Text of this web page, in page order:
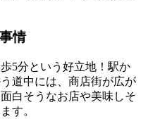
情
5分という好立地！駅か
道中には、商店街が広が
白そうなお店や美味しそ
す。